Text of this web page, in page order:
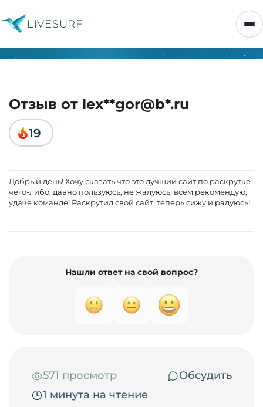
LIVESURF
Отзыв от lex**gor@b*.ru
19
Добрый день! Хочу сказать что это лучший сайт по раскрутке
чего-либо, давно пользуюсь, не жалуюсь, всем рекомендую,
удаче команде! Раскрутил свой сайт, теперь сижу и радуюсь!
Нашли ответ на свой вопрос?
571 просмотр
Обсудить
1 минута на чтение